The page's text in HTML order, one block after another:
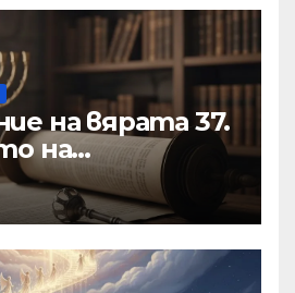
на вярата 37.
на
за
на Бъдещия